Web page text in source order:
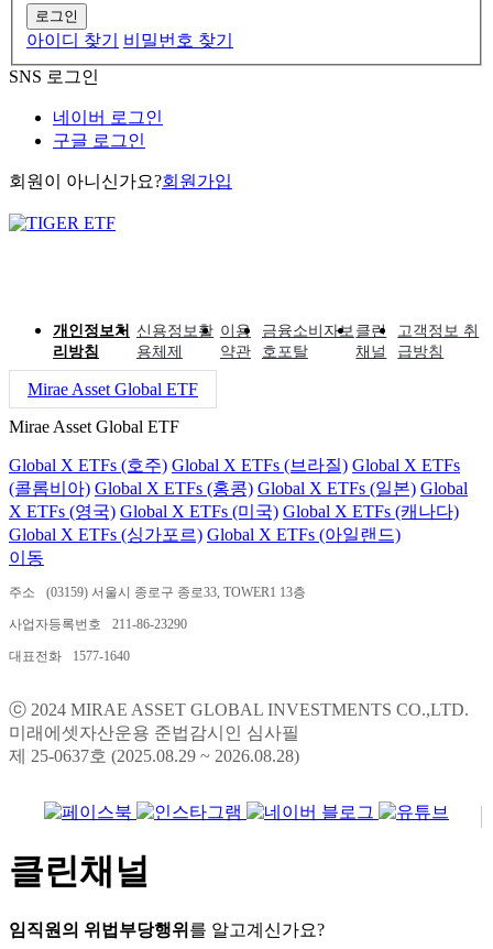
로그인
아이디 찾기
비밀번호 찾기
SNS 로그인
네이버 로그인
구글 로그인
회원이 아니신가요?회원가입
개인정보처
리방침
신용정보활
용체제
이용
약관
금융소비자보
호포탈
클린
채널
고객정보 취
급방침
Mirae Asset Global ETF
Mirae Asset Global ETF
Global X ETFs (호주) Global X ETFs (브라질) Global X ETFs
(콜롬비아) Global X ETFs (홍콩) Global X ETFs (일본) Global
X ETFs (영국) Global X ETFs (미국) Global X ETFs (캐나다)
Global X ETFs (싱가포르) Global X ETFs (아일랜드)
이동
주소 (03159) 서울시 종로구 종로33, TOWER1 13층
사업자등록번호 211-86-23290
대표전화 1577-1640
ⓒ 2024 MIRAE ASSET GLOBAL INVESTMENTS CO.,LTD.
미래에셋자산운용 준법감시인 심사필
제 25-0637호 (2025.08.29 ~ 2026.08.28)
클린채널
임직원의 위법부당행위 를 알고계신가요?